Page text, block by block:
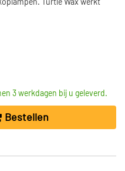
Turtle Wax werkt
3 werkdagen bij u geleverd.
Bestellen